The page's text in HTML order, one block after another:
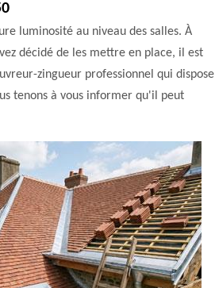
luminosité au niveau des salles. À
décidé de les mettre en place, il est
zingueur professionnel qui dispose
tenons à vous informer qu'il peut